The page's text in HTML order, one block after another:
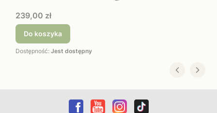
Cena
239,00 zł
Do koszyka
Dostępność: Jest dostępny